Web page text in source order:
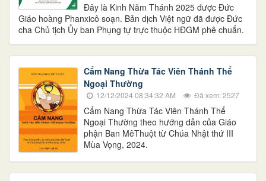
Đây là Kinh Năm Thánh 2025 được Đức
Giáo hoàng Phanxicô soạn. Bản dịch Việt ngữ đã được Đức
cha Chủ tịch Ủy ban Phụng tự trực thuộc HĐGM phê chuẩn.
Cẩm Nang Thừa Tác Viên Thánh Thể
Ngoại Thường
12/12/2024 08:34:32 AM Đã xem: 2527
​​​​​​​Cẩm Nang Thừa Tác Viên Thánh Thể
Ngoại Thường theo hướng dẫn của Giáo
phận Ban MêThuột từ Chúa Nhật thứ III
Mùa Vọng, 2024.